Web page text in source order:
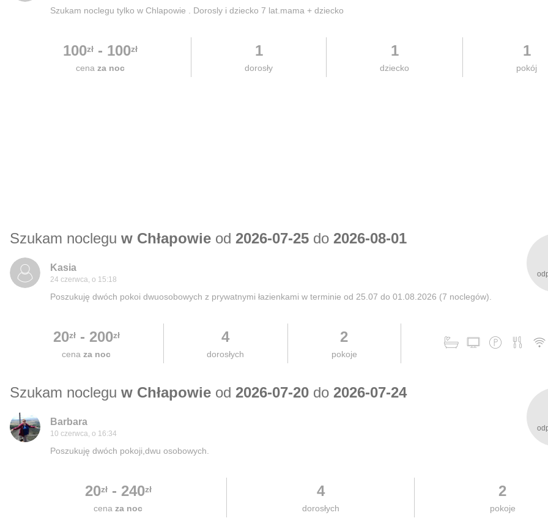
Szukam noclegu tylko w Chlapowie . Dorosly i dziecko 7 lat.mama + dziecko
100zł - 100zł
cenaza noc
1
dorosły
1
dziecko
1
pokój
Szukam noclegu w Chłapowie od 2026-07-25 do 2026-08-01
Kasia
24 czerwca, o 15:18
Poszukuję dwóch pokoi dwuosobowych z prywatnymi łazienkami w terminie od 25.07 do 01.08.2026 (7 noclegów).
20zł- 200zł
cenaza noc
4
dorosłych
2
pokoje
Szukam noclegu w Chłapowie od 2026-07-20 do 2026-07-24
Barbara
10 czerwca, o 16:34
Poszukuję dwóch pokoji,dwu osobowych.
20zł- 240zł
cenaza noc
4
dorosłych
2
pokoje